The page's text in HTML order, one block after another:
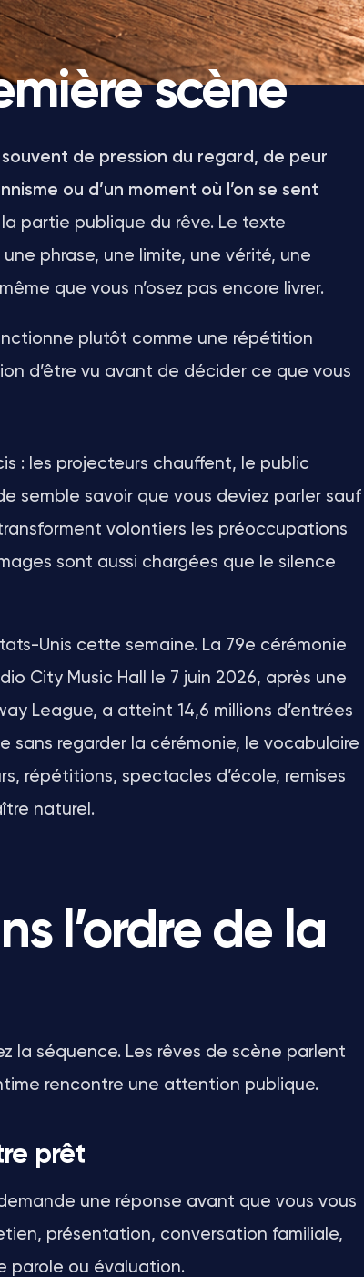
scène
de pression du regard, de peur
ou d’un moment où l’on se sent
partie publique du rêve. Le texte
phrase, une limite, une vérité, une
que vous n’osez pas encore livrer.
plutôt comme une répétition
d’être vu avant de décider ce que vous
: les projecteurs chauffent, le public
semble savoir que vous deviez parler sauf
volontiers les préoccupations
sont aussi chargées que le silence
Unis cette semaine. La 79e cérémonie
City Music Hall le 7 juin 2026, après une
League, a atteint 14,6 millions d’entrées
sans regarder la cérémonie, le vocabulaire
répétitions, spectacles d’école, remises
naturel.
l’ordre de la
la séquence. Les rêves de scène parlent
rencontre une attention publique.
prêt
une réponse avant que vous vous
présentation, conversation familiale,
parole ou évaluation.